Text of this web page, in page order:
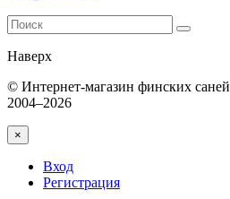
Наверх
© Интернет-магазин финских
2004–2026
×
Вход
Регистрация